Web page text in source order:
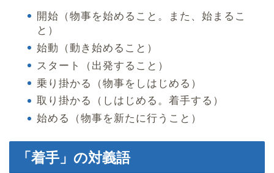
開始（物事を始めること。また、始まるこ
と）
始動（動き始めること）
スタート（出発すること）
乗り掛かる（物事をしはじめる）
取り掛かる（しはじめる。着手する）
始める（物事を新たに行うこと）
「着手」の対義語